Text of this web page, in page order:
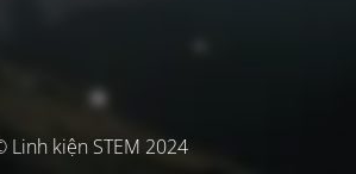
Linh kiện STEM 2024